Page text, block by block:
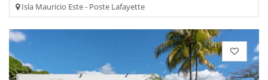
Isla Mauricio Este - Poste Lafayette